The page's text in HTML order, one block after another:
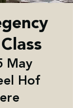
May
Hof